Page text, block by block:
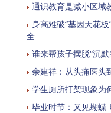
通识教育是减小区域
身高难破“基因天花
全
谁来帮孩子摆脱“沉默
余建祥：从头痛医头
学生厕所打架现象为
毕业时节：又见蝴蝶